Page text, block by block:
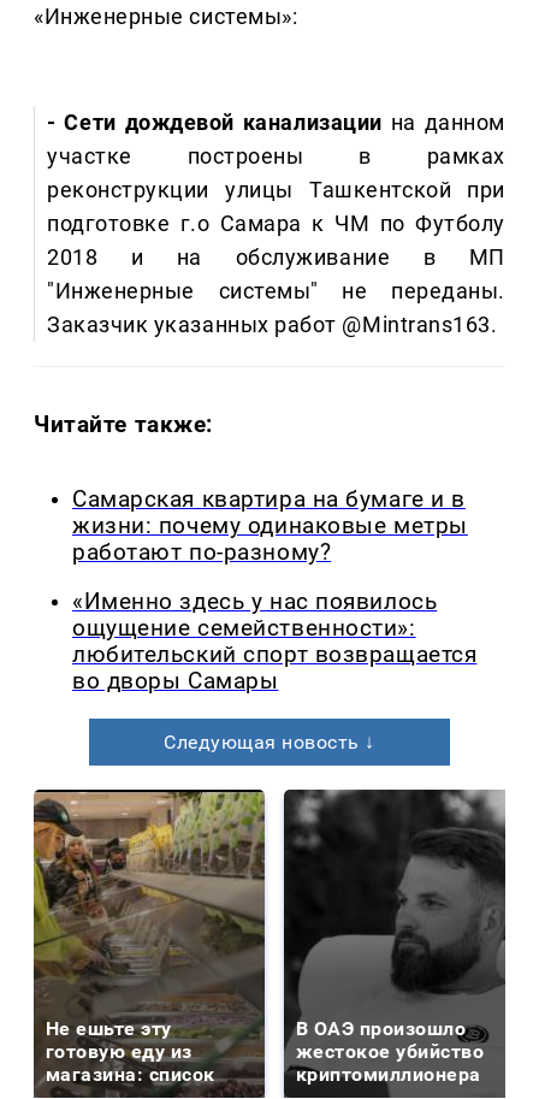
«Инженерные системы»:
- Сети дождевой канализации на данном
участке построены в рамках
реконструкции улицы Ташкентской при
подготовке г.о Самара к ЧМ по Футболу
2018 и на обслуживание в МП
"Инженерные системы" не переданы.
Заказчик указанных работ @Mintrans163.
Читайте также:
Самарская квартира на бумаге и в
жизни: почему одинаковые метры
работают по-разному?
«Именно здесь у нас появилось
ощущение семейственности»:
любительский спорт возвращается
во дворы Самары
Следующая новость ↓
Не ешьте эту
готовую еду из
магазина: список
В ОАЭ произошло
жестокое убийство
криптомиллионера